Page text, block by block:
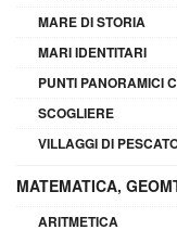
MARE DI STORIA
MARI IDENTITARI
PUNTI PANORAMICI
SCOGLIERE
VILLAGGI DI
MATEMATICA,
ARITMETICA